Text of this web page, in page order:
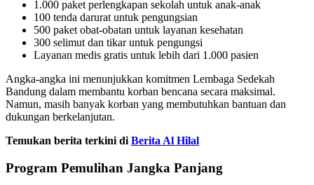
1.000 paket perlengkapan sekolah untuk anak-anak
100 tenda darurat untuk pengungsian
500 paket obat-obatan untuk layanan kesehatan
300 selimut dan tikar untuk pengungsi
Layanan medis gratis untuk lebih dari 1.000 pasien
Angka-angka ini menunjukkan komitmen Lembaga Sedekah
Bandung dalam membantu korban bencana secara maksimal.
Namun, masih banyak korban yang membutuhkan bantuan dan
dukungan berkelanjutan.
Temukan berita terkini di Berita Al Hilal
Program Pemulihan Jangka Panjang